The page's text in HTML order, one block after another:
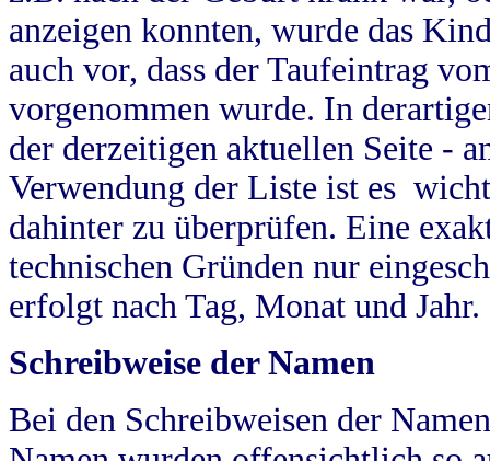
anzeigen konnten, wurde das
auch vor, dass der Taufeintrag
vorgenommen wurde. In
der derzeitigen aktuellen Seite -
Verwendung der Liste ist es
dahinter zu überprüfen. Eine
technischen Gründen nur
erfolgt nach Tag, Monat und Jahr.
Schreibweise der Namen
Bei den Schreibweisen der